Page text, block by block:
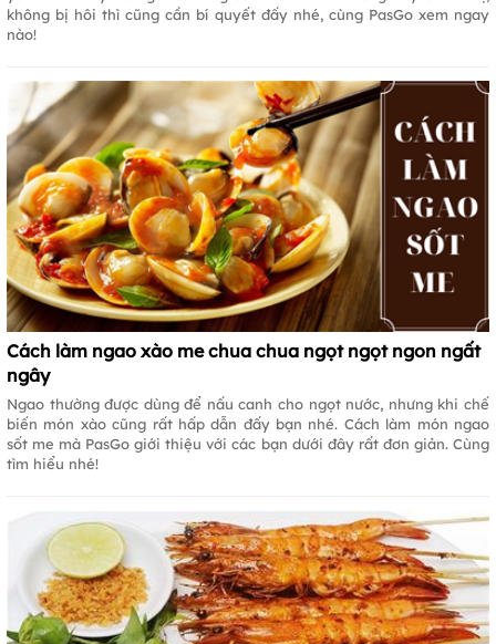
không bị hôi thì cũng cần bí quyết đấy nhé, cùng PasGo xem ngay
nào!
Cách làm ngao xào me chua chua ngọt ngọt ngon ngất
ngây
Ngao thường được dùng để nấu canh cho ngọt nước, nhưng khi chế
biến món xào cũng rất hấp dẫn đấy bạn nhé. Cách làm món ngao
sốt me mà PasGo giới thiệu với các bạn dưới đây rất đơn giản. Cùng
tìm hiểu nhé!